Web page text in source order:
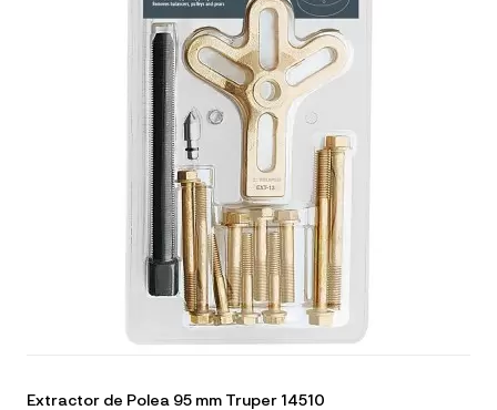
Extractor de Polea 95 mm Truper 14510